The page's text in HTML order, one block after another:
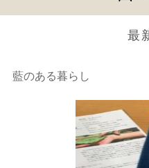
最
藍のある暮らし